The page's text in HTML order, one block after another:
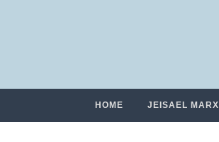
HOME JEISAEL MARX